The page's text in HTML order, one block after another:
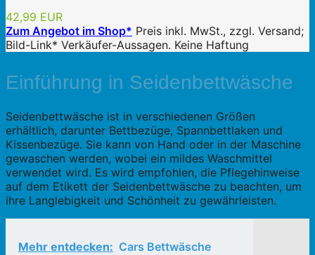
42,99 EUR
Zum Angebot im Shop* Preis inkl. MwSt., zzgl. Versand;
Bild-Link* Verkäufer-Aussagen. Keine Haftung
Einführung in Seidenbettwäsche
Seidenbettwäsche ist in verschiedenen Größen
erhältlich, darunter Bettbezüge, Spannbettlaken und
Kissenbezüge. Sie kann von Hand oder in der Maschine
gewaschen werden, wobei ein mildes Waschmittel
verwendet wird. Es wird empfohlen, die Pflegehinweise
auf dem Etikett der Seidenbettwäsche zu beachten, um
ihre Langlebigkeit und Schönheit zu gewährleisten.
Mehr entdecken: Cars Bettwäsche